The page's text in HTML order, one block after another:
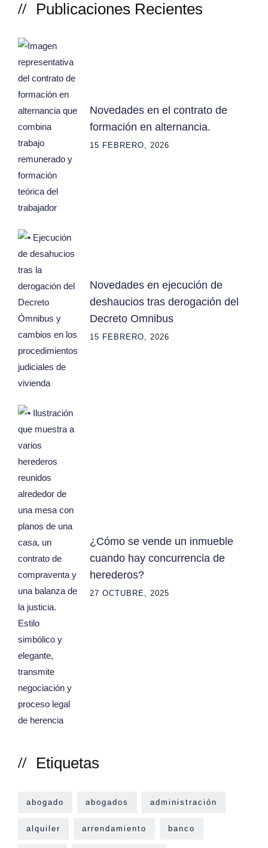
Publicaciones Recientes
Novedades en el contrato de
formación en alternancia.
15 FEBRERO, 2026
Novedades en ejecución de
deshaucios tras derogación del
Decreto Omnibus
15 FEBRERO, 2026
¿Cómo se vende un inmueble
cuando hay concurrencia de
herederos?
27 OCTUBRE, 2025
Etiquetas
abogado abogados administración
alquiler arrendamiento banco